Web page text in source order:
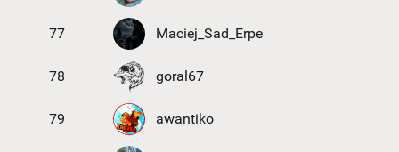
77 Maciej_Sad_Erpe
78 goral67
79 awantiko